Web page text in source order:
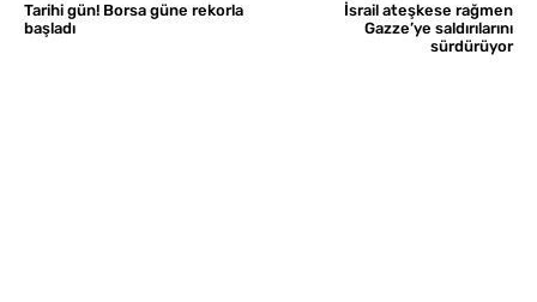
Tarihi gün! Borsa güne rekorla
başladı
İsrail ateşkese rağmen
Gazze’ye saldırılarını
sürdürüyor